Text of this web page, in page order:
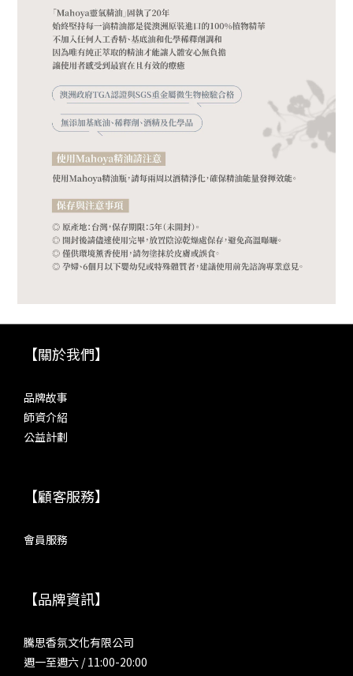
【關於我們】
品牌故事
師資介紹
公益計劃
【顧客服務】
會員服務
【品牌資訊】
騰思香氛文化有限公司
週一至週六 / 11:00-20:00